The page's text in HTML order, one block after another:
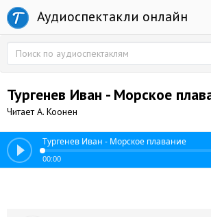
Аудиоспектакли онлайн
Тургенев Иван - Морское
Читает А. Коонен
Тургенев Иван - Морское плавание
00:00